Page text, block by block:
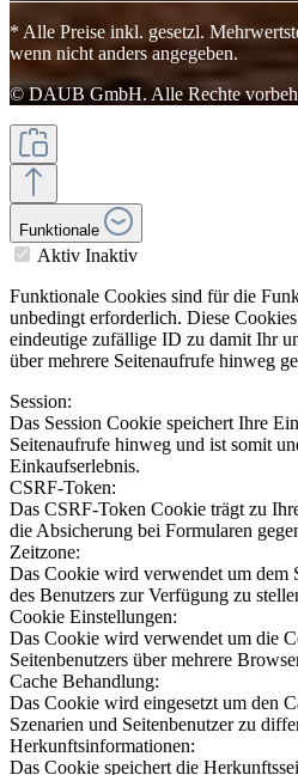
* Alle Preise inkl. gesetzl.
wenn nicht anders angegeben.
© DAUB GmbH. Alle Rechte
Funktionale
Aktiv Inaktiv
Funktionale Cookies sind für die
unbedingt erforderlich. Diese
eindeutige zufällige ID zu damit Ihr
über mehrere Seitenaufrufe hinweg
Session:
Das Session Cookie speichert Ihre
Seitenaufrufe hinweg und ist somit
Einkaufserlebnis.
CSRF-Token:
Das CSRF-Token Cookie trägt zu
die Absicherung bei Formularen
Zeitzone:
Das Cookie wird verwendet um dem
des Benutzers zur Verfügung zu
Cookie Einstellungen:
Das Cookie wird verwendet um die
Seitenbenutzers über mehrere
Cache Behandlung:
Das Cookie wird eingesetzt um den
Szenarien und Seitenbenutzer zu
Herkunftsinformationen:
Das Cookie speichert die